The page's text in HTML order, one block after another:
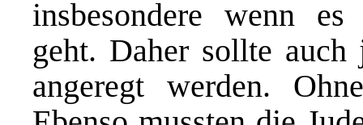
insbesondere wenn
geht. Daher sollte auch
angeregt werden.